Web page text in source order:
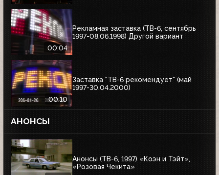
00:04
Рекламная заставка (ТВ-6, сентябрь
1997-08.06.1998) Другой вариант
00:10
Заставка "ТВ-6 рекомендует" (май
1997-30.04.2000)
АНОНСЫ
Анонсы (ТВ-6, 1997) «Коэн и Тэйт»,
«Розовая Чекита»